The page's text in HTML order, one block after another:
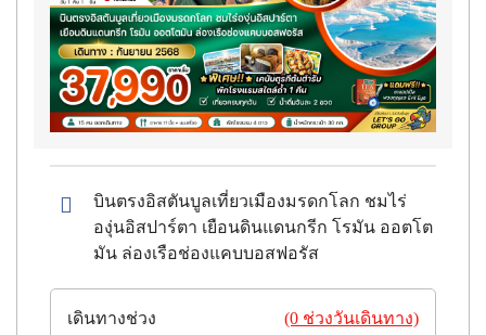
บินตรงอิสตันบูลเที่ยวเมืองมรดกโลก ชมไร่
องุ่นอิสปาร์ตา เยือนดินแดนกรีก โรมัน ออตโต
มัน ล่องเรือช่องแคบบอสฟอรัส
เดินทางช่วง (0 ช่วงวันเดินทาง)